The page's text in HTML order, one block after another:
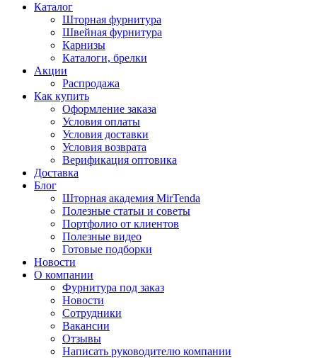
Каталог
Шторная фурнитура
Швейная фурнитура
Карнизы
Каталоги, брелки
Акции
Распродажа
Как купить
Оформление заказа
Условия оплаты
Условия доставки
Условия возврата
Верификация оптовика
Доставка
Блог
Шторная академия MirTenda
Полезные статьи и советы
Портфолио от клиентов
Полезные видео
Готовые подборки
Новости
О компании
Фурнитура под заказ
Новости
Сотрудники
Вакансии
Отзывы
Написать руководителю компании